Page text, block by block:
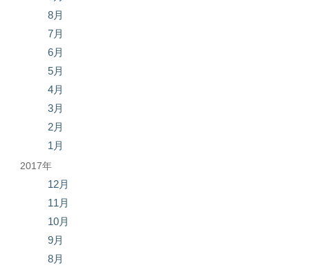
8月
7月
6月
5月
4月
3月
2月
1月
2017年
12月
11月
10月
9月
8月